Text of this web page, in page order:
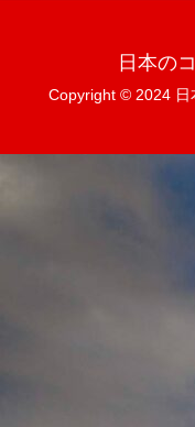
日本の
Copyright © 2024 日